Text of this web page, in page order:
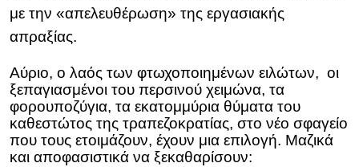
με την «απελευθέρωση» της εργασιακής
απραξίας.
Αύριο, ο λαός των φτωχοποιημένων ειλώτων, οι
ξεπαγιασμένοι του περσινού χειμώνα, τα
φορουποζύγια, τα εκατομμύρια θύματα του
καθεστώτος της τραπεζοκρατίας, στο νέο σφαγείο
που τους ετοιμάζουν, έχουν μια επιλογή. Μαζικά
και αποφασιστικά να ξεκαθαρίσουν: